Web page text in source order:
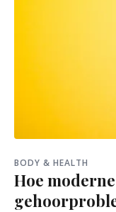
BODY & HEALTH
Hoe